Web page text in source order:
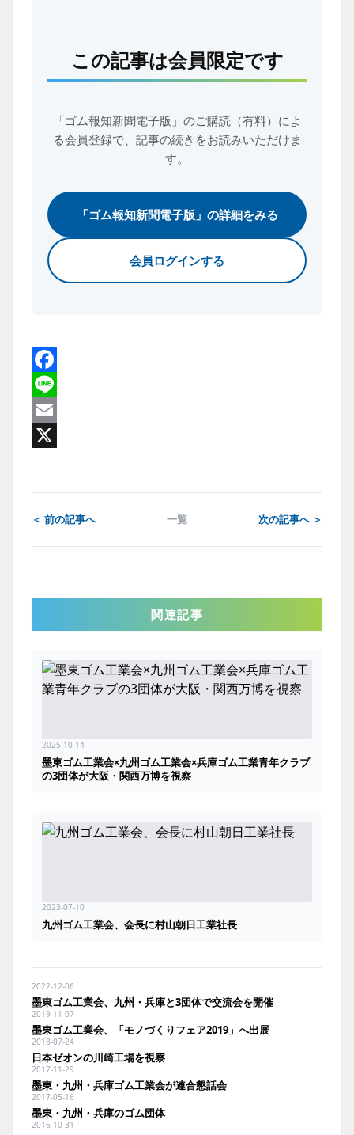
この記事は会員限定です
「ゴム報知新聞電子版」のご購読（有料）によ
る会員登録で、 記事の続きをお読みいただけま
す。
「ゴム報知新聞電子版」の詳細をみる
会員ログインする
Facebook
Line
Email
＜ 前の記事へ 一覧 次の記事へ ＞
関連記事
2025-10-14
墨東ゴム工業会×九州ゴム工業会×兵庫ゴム工業青年クラブ
の3団体が大阪・関西万博を視察
2023-07-10
九州ゴム工業会、会長に村山朝日工業社長
2022-12-06
墨東ゴム工業会、九州・兵庫と3団体で交流会を開催
2019-11-07
墨東ゴム工業会、「モノづくりフェア2019」へ出展
2018-07-24
日本ゼオンの川崎工場を視察
2017-11-29
墨東・九州・兵庫ゴム工業会が連合懇話会
2017-05-16
墨東・九州・兵庫のゴム団体
2016-10-31